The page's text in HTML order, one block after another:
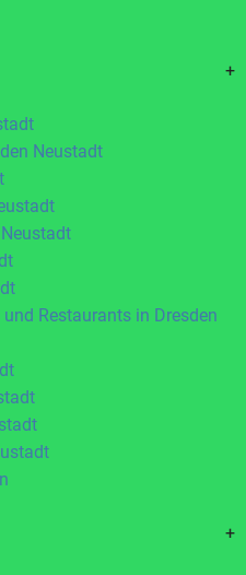
+
Neustadt
Restaurants in Dresden
+